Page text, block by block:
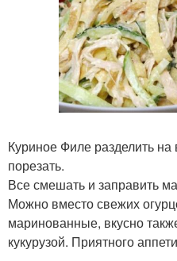
Куриное Филе разделить
порезать.
Все смешать и заправить
Можно вместо свежих
маринованные, вкусно
кукурузой. Приятного